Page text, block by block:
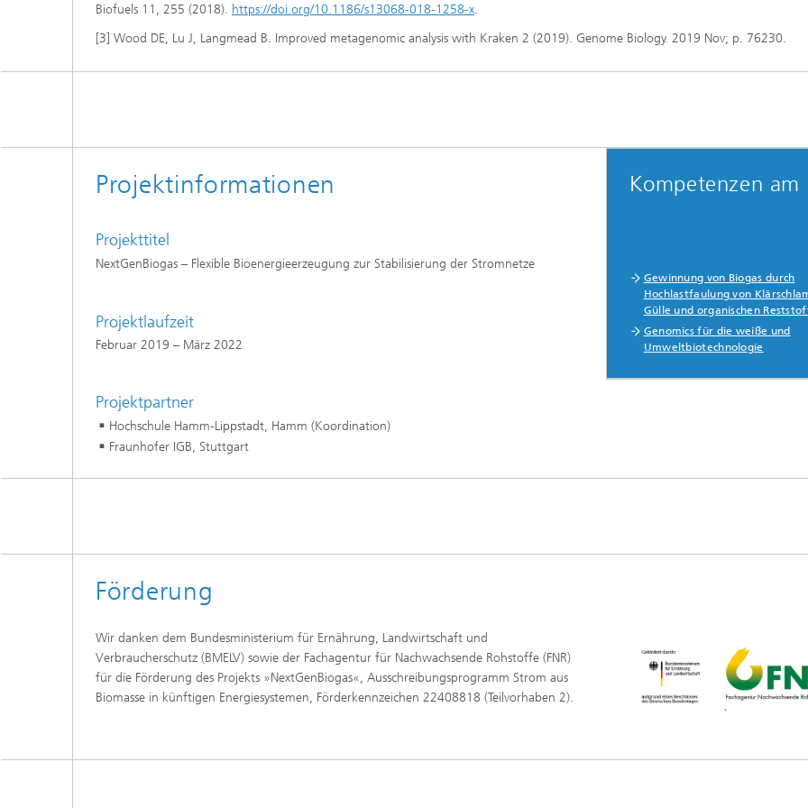
Biofuels 11, 255 (2018). https://doi.org/10.1186/s13068-018-1258-x.
[3] Wood DE, Lu J, Langmead B. Improved metagenomic analysis with Kraken 2 (2019). Genome Biology. 2019 Nov; p. 76230.
Projektinformationen
Projekttitel
NextGenBiogas – Flexible Bioenergieerzeugung zur Stabilisierung der Stromnetze
Projektlaufzeit
Februar 2019 – März 2022
Projektpartner
Hochschule Hamm-Lippstadt, Hamm (Koordination)
Fraunhofer IGB, Stuttgart
Kompetenzen am
Gewinnung von Biogas durch
Hochlastfaulung von
Gülle und organischen
Genomics für die weiße und
Umweltbiotechnologie
Förderung
Wir danken dem Bundesministerium für Ernährung, Landwirtschaft und
Verbraucherschutz (BMELV) sowie der Fachagentur für Nachwachsende Rohstoffe (FNR)
für die Förderung des Projekts »NextGenBiogas«, Ausschreibungsprogramm Strom aus
Biomasse in künftigen Energiesystemen, Förderkennzeichen 22408818 (Teilvorhaben 2).